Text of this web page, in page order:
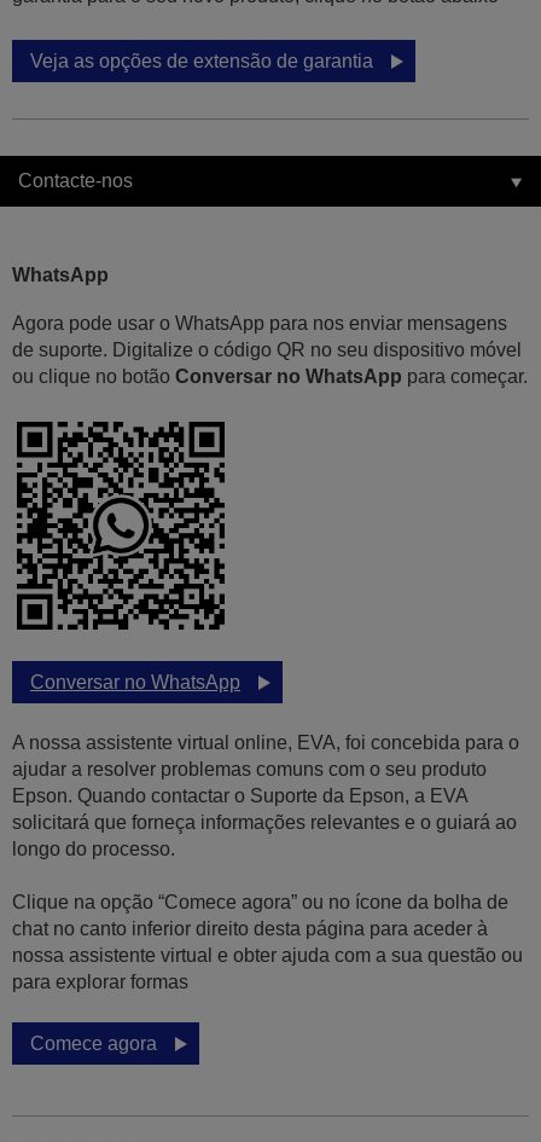
Veja as opções de extensão de garantia
Contacte-nos
WhatsApp
Agora pode usar o WhatsApp para nos enviar mensagens
de suporte. Digitalize o código QR no seu dispositivo móvel
ou clique no botão Conversar no WhatsApp para começar.
Conversar no WhatsApp
A nossa assistente virtual online, EVA, foi concebida para o
ajudar a resolver problemas comuns com o seu produto
Epson. Quando contactar o Suporte da Epson, a EVA
solicitará que forneça informações relevantes e o guiará ao
longo do processo.
Clique na opção “Comece agora” ou no ícone da bolha de
chat no canto inferior direito desta página para aceder à
nossa assistente virtual e obter ajuda com a sua questão ou
para explorar formas
Comece agora